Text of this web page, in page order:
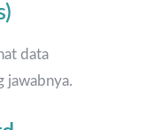
data
jawabnya.